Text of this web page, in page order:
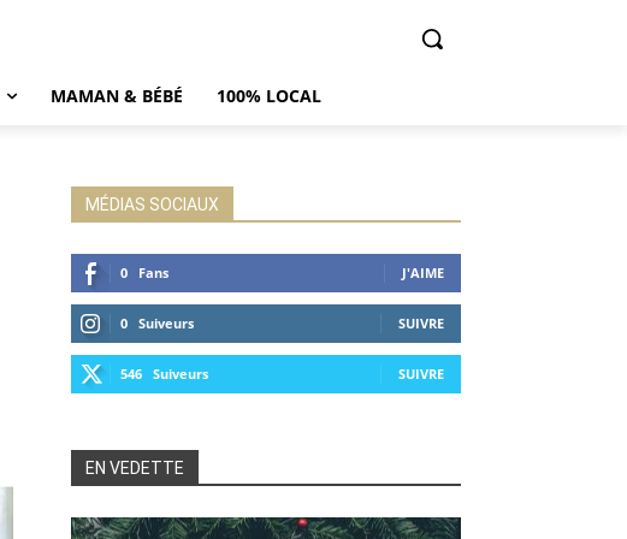
MAMAN & BÉBÉ 100% LOCAL
MÉDIAS SOCIAUX
0 Fans J'AIME
0 Suiveurs SUIVRE
546 Suiveurs SUIVRE
EN VEDETTE